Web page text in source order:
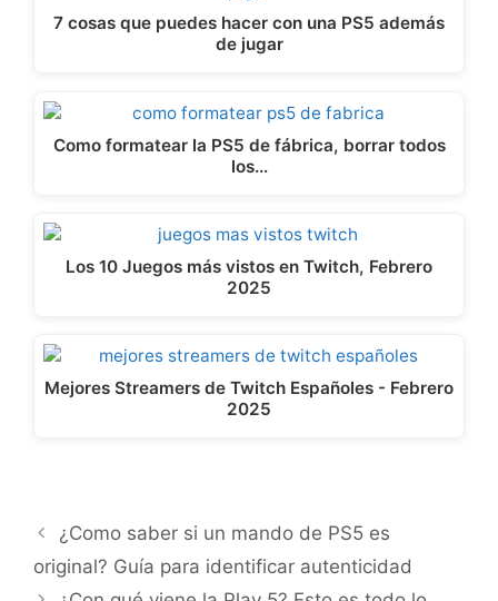
7 cosas que puedes hacer con una PS5 además
de jugar
Como formatear la PS5 de fábrica, borrar todos
los…
Los 10 Juegos más vistos en Twitch, Febrero
2025
Mejores Streamers de Twitch Españoles - Febrero
2025
¿Como saber si un mando de PS5 es
original? Guía para identificar autenticidad